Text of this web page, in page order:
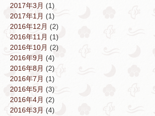
2017年3月 (1)
2017年1月 (1)
2016年12月 (2)
2016年11月 (1)
2016年10月 (2)
2016年9月 (4)
2016年8月 (2)
2016年7月 (1)
2016年5月 (3)
2016年4月 (2)
2016年3月 (4)